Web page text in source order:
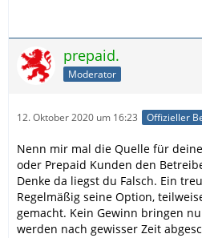
prepaid.
Moderator
12. Oktober 2020 um 16:23 Offizieller
Nenn mir mal die Quelle für
oder Prepaid Kunden den
Denke da liegst du Falsch. Ein
Regelmäßig seine Option,
gemacht. Kein Gewinn bringen
werden nach gewisser Zeit